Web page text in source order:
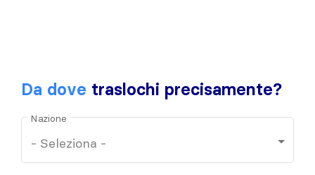
Da dove traslochi precisamente?
Nazione